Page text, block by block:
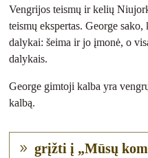
Vengrijos teismų ir kelių
teismų ekspertas. George
dalykai: šeima ir jo įmonė, o
dalykais.
George gimtoji kalba yra
kalbą.
grįžti į „Mūsų